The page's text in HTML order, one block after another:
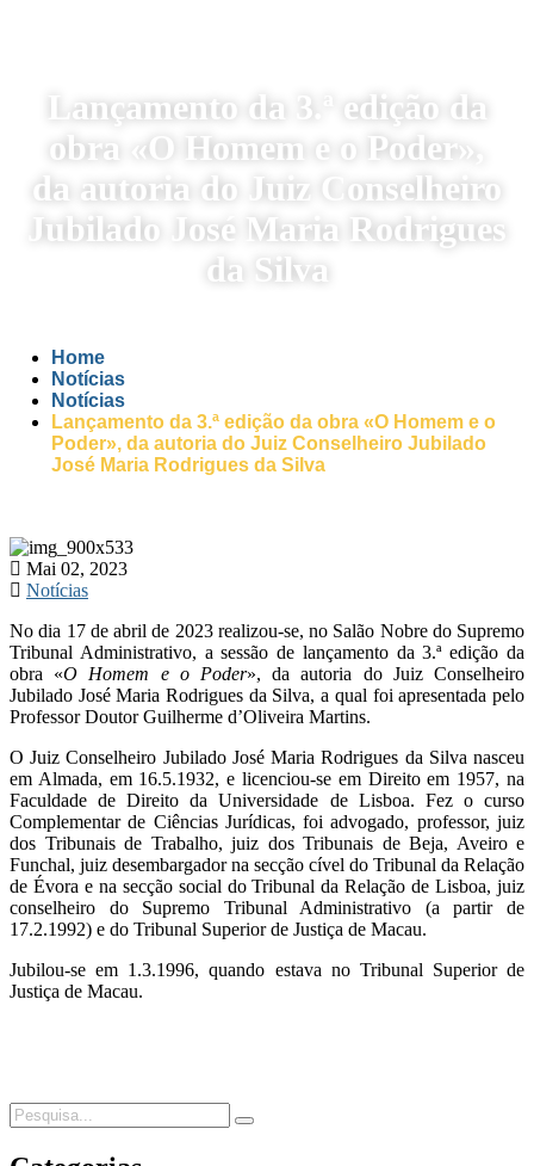
Lançamento da 3.ª edição da
obra «O Homem e o Poder»,
da autoria do Juiz Conselheiro
Jubilado José Maria Rodrigues
da Silva
Home
Notícias
Notícias
Lançamento da 3.ª edição da obra «O Homem e o
Poder», da autoria do Juiz Conselheiro Jubilado
José Maria Rodrigues da Silva
Mai 02, 2023
Notícias
No dia 17 de abril de 2023 realizou-se, no Salão Nobre do Supremo
Tribunal Administrativo, a sessão de lançamento da 3.ª edição da
obra «O Homem e o Poder», da autoria do Juiz Conselheiro
Jubilado José Maria Rodrigues da Silva, a qual foi apresentada pelo
Professor Doutor Guilherme d’Oliveira Martins.
O Juiz Conselheiro Jubilado José Maria Rodrigues da Silva nasceu
em Almada, em 16.5.1932, e licenciou-se em Direito em 1957, na
Faculdade de Direito da Universidade de Lisboa. Fez o curso
Complementar de Ciências Jurídicas, foi advogado, professor, juiz
dos Tribunais de Trabalho, juiz dos Tribunais de Beja, Aveiro e
Funchal, juiz desembargador na secção cível do Tribunal da Relação
de Évora e na secção social do Tribunal da Relação de Lisboa, juiz
conselheiro do Supremo Tribunal Administrativo (a partir de
17.2.1992) e do Tribunal Superior de Justiça de Macau.
Jubilou-se em 1.3.1996, quando estava no Tribunal Superior de
Justiça de Macau.